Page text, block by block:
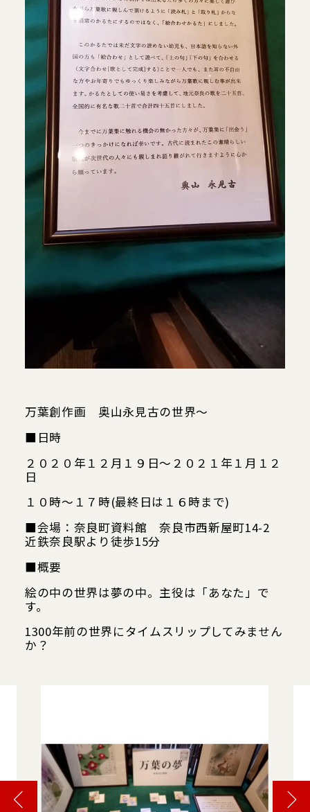
オンラインショップ
万葉創作画 奥山永見古の世界〜
■日時
２０２０年１２月１９日～２０２１年１月１２
日
１０時～１７時(最終日は１６時まで)
■会場：奈良町資料館 奈良市西新屋町14-2
近鉄奈良駅より徒歩15分
■概要
絵の中の世界は夢の中。主役は「あなた」で
す。
1300年前の世界にタイムスリップしてみません
か？